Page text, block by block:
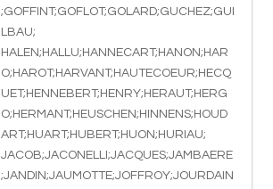
;GOFFINT;GOFLOT;GOLARD;GUCHEZ;GUI
LBAU;
HALEN;HALLU;HANNECART;HANON;HAR
O;HAROT;HARVANT;HAUTECOEUR;HECQ
UET;HENNEBERT;HENRY;HERAUT;HERG
O;HERMANT;HEUSCHEN;HINNENS;HOUD
ART;HUART;HUBERT;HUON;HURIAU;
JACOB;JACONELLI;JACQUES;JAMBAERE
;JANDIN;JAUMOTTE;JOFFROY;JOURDAIN